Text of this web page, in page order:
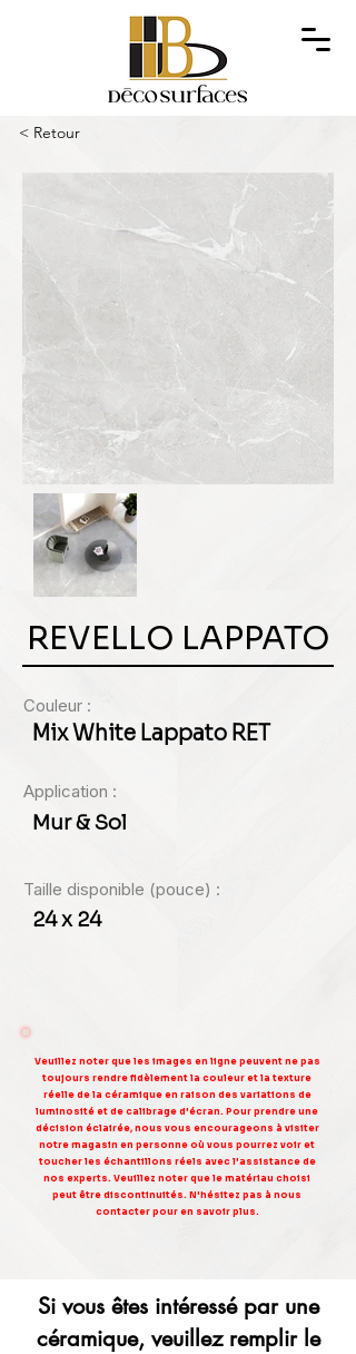
< Retour
REVELLO LAPPATO
Couleur :
Mix White Lappato RET
Application :
Mur & Sol
Taille disponible (pouce) :
24 x 24
Veuillez noter que les images en ligne peuvent ne pas
toujours rendre fidèlement la couleur et la texture
réelle de la céramique en raison des variations de
luminosité et de calibrage d'écran. Pour prendre une
décision éclairée, nous vous encourageons à visiter
notre magasin en personne où vous pourrez voir et
toucher les échantillons réels avec l'assistance de
nos experts. Veuillez noter que le matériau choisi
peut être discontinuités. N'hésitez pas à nous
contacter pour en savoir plus.
Si vous êtes intéressé par une
céramique, veuillez remplir le